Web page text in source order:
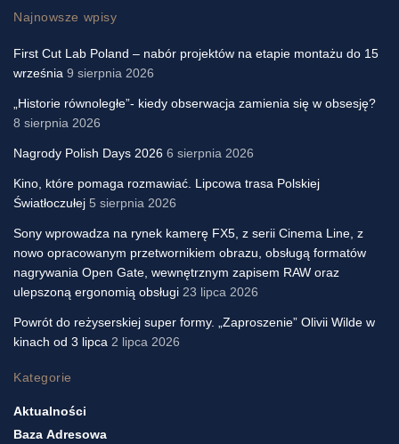
Najnowsze wpisy
First Cut Lab Poland – nabór projektów na etapie montażu do 15
września 9 sierpnia 2026
„Historie równoległe”- kiedy obserwacja zamienia się w obsesję?
8 sierpnia 2026
Nagrody Polish Days 2026 6 sierpnia 2026
Kino, które pomaga rozmawiać. Lipcowa trasa Polskiej
Światłoczułej 5 sierpnia 2026
Sony wprowadza na rynek kamerę FX5, z serii Cinema Line, z
nowo opracowanym przetwornikiem obrazu, obsługą formatów
nagrywania Open Gate, wewnętrznym zapisem RAW oraz
ulepszoną ergonomią obsługi 23 lipca 2026
Powrót do reżyserskiej super formy. „Zaproszenie” Olivii Wilde w
kinach od 3 lipca 2 lipca 2026
Kategorie
Aktualności
Baza Adresowa